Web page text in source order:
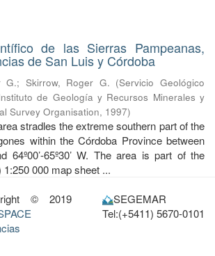
de las Sierras Pampeanas,
de San Luis y Córdoba
G.; Skirrow, Roger G. (Servicio Geológico
de Geología y Recursos Minerales y
Survey Organisation, 1997)
stradles the extreme southern part of the
within the Córdoba Province between
64º00’-65º30’ W. The area is part of the
000 map sheet ...
© 2019
SEGEMAR
Tel:(+5411) 5670-0101